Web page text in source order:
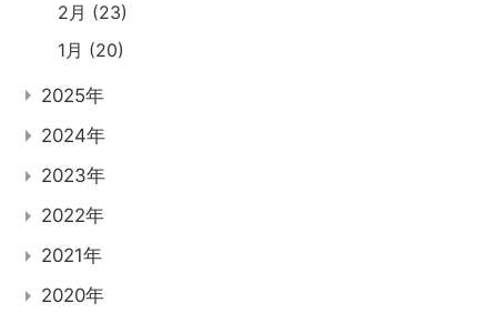
2月
23
1月
20
2025年
2024年
2023年
2022年
2021年
2020年